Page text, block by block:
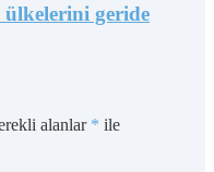
geride
alanlar * ile